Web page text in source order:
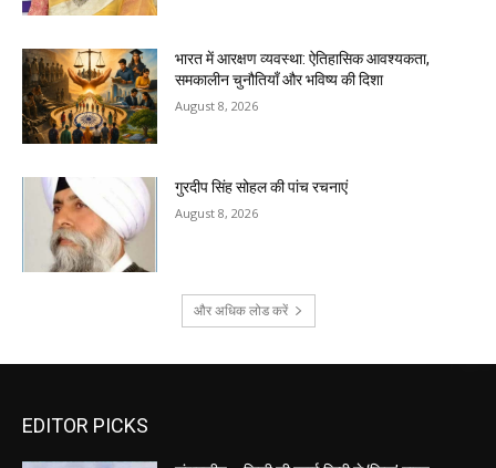
भारत में आरक्षण व्यवस्था: ऐतिहासिक आवश्यकता,
समकालीन चुनौतियाँ और भविष्य की दिशा
August 8, 2026
गुरदीप सिंह सोहल की पांच रचनाएं
August 8, 2026
और अधिक लोड करें
EDITOR PICKS